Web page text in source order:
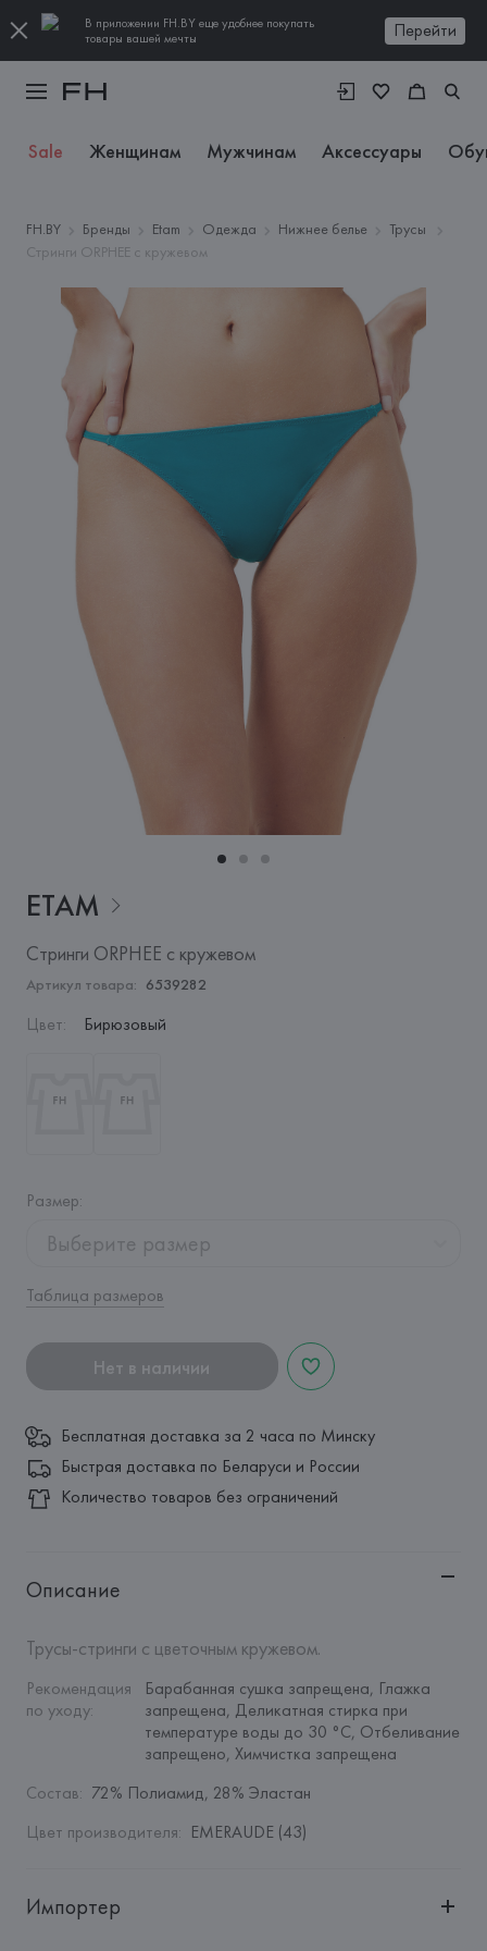
В приложении FH.BY еще удобнее покупать
товары вашей мечты
Перейти
Sale Женщинам Мужчинам Аксессуары
FH.BY Бренды Etam Одежда Нижнее белье
Трусы
Стринги ORPHEE с кружевом
ETAM
Стринги ORPHEE с кружевом
Артикул товара: 6539282
Цвет: Бирюзовый
Размер:
Выберите размер
Таблица размеров
Нет в наличии
Бесплатная доставка за 2 часа по Минску
Быстрая доставка по Беларуси и России
Количество товаров без ограничений
Описание
Трусы-стринги с цветочным кружевом.
Рекомендация
по уходу:
Барабанная сушка запрещена, Глажка
запрещена, Деликатная стирка при
температуре воды до 30 °C, Отбеливание
запрещено, Химчистка запрещена
Состав: 72% Полиамид, 28% Эластан
Цвет производителя: EMERAUDE (43)
Импортер